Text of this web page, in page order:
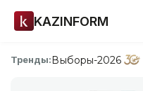
KAZINFORM
Тренды:Выборы-2026